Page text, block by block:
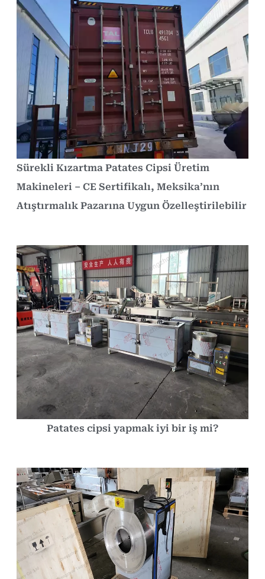
Sürekli Kızartma Patates Cipsi Üretim
Makineleri – CE Sertifikalı, Meksika’nın
Atıştırmalık Pazarına Uygun Özelleştirilebilir
Patates cipsi yapmak iyi bir iş mi?